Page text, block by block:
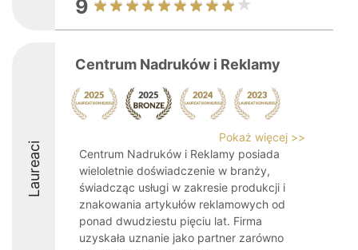
9
Laureaci
Centrum Nadruków i Reklamy
Pokaż więcej >>
Centrum Nadruków i Reklamy posiada
wieloletnie doświadczenie w branży,
świadcząc usługi w zakresie produkcji i
znakowania artykułów reklamowych od
ponad dwudziestu pięciu lat. Firma
uzyskała uznanie jako partner zarówno